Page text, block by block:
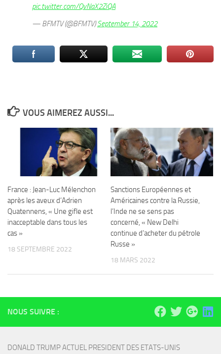
pic.twitter.com/QvNaX2ZiQA
— BFMTV (@BFMTV)September 14, 2022
VOUS AIMEREZ AUSSI...
France : Jean-Luc Mélenchon
après les aveux d’Adrien
Quatennens, « Une gifle est
inacceptable dans tous les
cas »
18 SEPTEMBRE 2022
Sanctions Européennes et
Américaines contre la Russie,
l’Inde ne se sens pas
concerné, « New Delhi
continue d’acheter du pétrole
Russe »
18 MARS 2022
NOUS SUIVRE :
DONALD TRUMP ACTUEL PRESIDENT DES ETATS-UNIS